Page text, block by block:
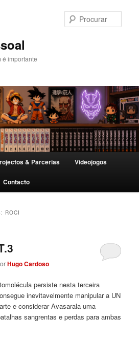
é importante
& Parcerias Videojogos
Contacto
ROCI
Hugo Cardoso
persiste nesta terceira
inevitavelmente manipular a UN
e considerar Avasarala uma
sangrentas e perdas para ambas